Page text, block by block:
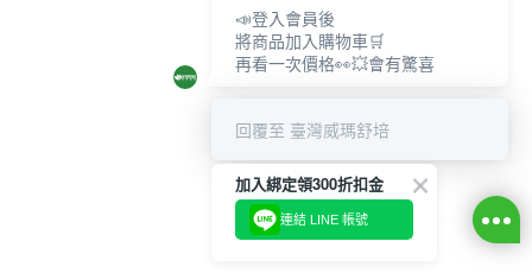
📣登入會員後
將商品加入購物車🛒
再看一次價格👀💥會有驚喜
回覆至 臺灣威瑪舒培
加入綁定領300折扣金
連結 LINE 帳號